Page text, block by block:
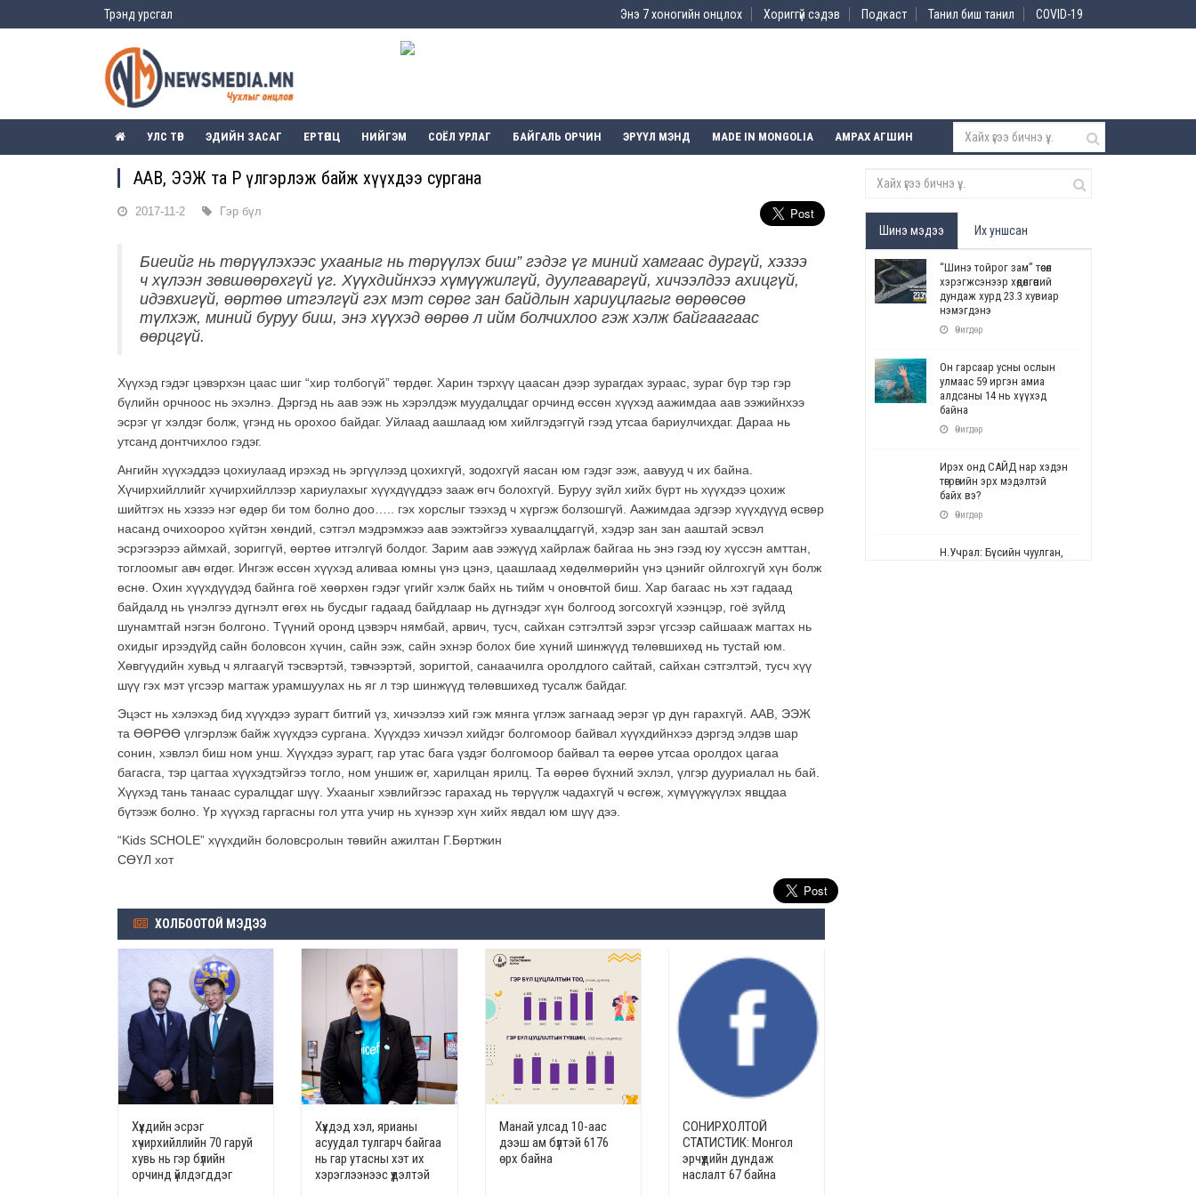
Трэнд урсгал Энэ 7 хоногийн онцлох Хориггүй сэдэв Подкаст Танил биш танил COVID-19
УЛС ТӨР ЭДИЙН ЗАСАГ ЕРТӨНЦ НИЙГЭМ СОЁЛ УРЛАГ БАЙГАЛЬ ОРЧИН ЭРҮҮЛ МЭНД MADE IN MONGOLIA АМРАХ АГШИН
ААВ, ЭЭЖ та ӨӨРӨӨ үлгэрлэж байж хүүхдээ сургана
2017-11-2 Гэр бүл
Биеийг нь төрүүлэхээс ухааныг нь төрүүлэх биш” гэдэг үг миний хамгаас дургүй, хэзээ
ч хүлээн зөвшөөрөхгүй үг. Хүүхдийнхээ хүмүүжилгүй, дуулгаваргүй, хичээлдээ ахицгүй,
идэвхигүй, өөртөө итгэлгүй гэх мэт сөрөг зан байдлын хариуцлагыг өөрөөсөө
түлхэж, миний буруу биш, энэ хүүхэд өөрөө л ийм болчихлоо гэж хэлж байгаагаас
өөрцгүй.
Хүүхэд гэдэг цэвэрхэн цаас шиг “хир толбогүй” төрдөг. Харин тэрхүү цаасан дээр зурагдах зураас, зураг бүр тэр гэр
бүлийн орчноос нь эхэлнэ. Дэргэд нь аав ээж нь хэрэлдэж муудалцдаг орчинд өссөн хүүхэд аажимдаа аав ээжийнхээ
эсрэг үг хэлдэг болж, үгэнд нь орохоо байдаг. Уйлаад аашлаад юм хийлгэдэггүй гээд утсаа бариулчихдаг. Дараа нь
утсанд донтчихлоо гэдэг.
Ангийн хүүхэддээ цохиулаад ирэхэд нь эргүүлээд цохихгүй, зодохгүй яасан юм гэдэг ээж, аавууд ч их байна.
Хүчирхийллийг хүчирхийллээр хариулахыг хүүхдүүддээ зааж өгч болохгүй. Буруу зүйл хийх бүрт нь хүүхдээ цохиж
шийтгэх нь хэзээ нэг өдөр би том болно доо….. гэх хорслыг тээхэд ч хүргэж болзошгүй. Аажимдаа эдгээр хүүхдүүд өсвөр
насанд очихоороо хүйтэн хөндий, сэтгэл мэдрэмжээ аав ээжтэйгээ хуваалцдаггүй, хэдэр зан зан ааштай эсвэл
эсрэгээрээ аймхай, зориггүй, өөртөө итгэлгүй болдог. Зарим аав ээжүүд хайрлаж байгаа нь энэ гээд юу хүссэн амттан,
тоглоомыг авч өгдөг. Ингэж өссөн хүүхэд аливаа юмны үнэ цэнэ, цаашлаад хөдөлмөрийн үнэ цэнийг ойлгохгүй хүн болж
өснө. Охин хүүхдүүдэд байнга гоё хөөрхөн гэдэг үгийг хэлж байх нь тийм ч оновчтой биш. Хар багаас нь хэт гадаад
байдалд нь үнэлгээ дүгнэлт өгөх нь бусдыг гадаад байдлаар нь дүгнэдэг хүн болгоод зогсохгүй хээнцэр, гоё зүйлд
шунамтгай нэгэн болгоно. Түүний оронд цэвэрч нямбай, арвич, тусч, сайхан сэтгэлтэй зэрэг үгсээр сайшааж магтах нь
охидыг ирээдүйд сайн боловсон хүчин, сайн ээж, сайн эхнэр болох бие хүний шинжүүд төлөвшихөд нь тустай юм.
Хөвгүүдийн хувьд ч ялгаагүй тэсвэртэй, тэвчээртэй, зоригтой, санаачилга оролдлого сайтай, сайхан сэтгэлтэй, тусч хүү
шүү гэх мэт үгсээр магтаж урамшуулах нь яг л тэр шинжүүд төлөвшихөд тусалж байдаг.
Эцэст нь хэлэхэд бид хүүхдээ зурагт битгий үз, хичээлээ хий гэж мянга үглэж загнаад эерэг үр дүн гарахгүй. ААВ, ЭЭЖ
та ӨӨРӨӨ үлгэрлэж байж хүүхдээ сургана. Хүүхдээ хичээл хийдэг болгомоор байвал хүүхдийнхээ дэргэд элдэв шар
сонин, хэвлэл биш ном унш. Хүүхдээ зурагт, гар утас бага үздэг болгомоор байвал та өөрөө утсаа оролдох цагаа
багасга, тэр цагтаа хүүхэдтэйгээ тогло, ном уншиж өг, харилцан ярилц. Та өөрөө бүхний эхлэл, үлгэр дууриалал нь бай.
Хүүхэд тань танаас суралцдаг шүү. Ухааныг хэвлийгээс гарахад нь төрүүлж чадахгүй ч өсгөж, хүмүүжүүлэх явцдаа
бүтээж болно. Үр хүүхэд гаргасны гол утга учир нь хүнээр хүн хийх явдал юм шүү дээ.
“Kids SCHOLE” хүүхдийн боловсролын төвийн ажилтан Г.Бөртжин
СӨҮЛ хот
ХОЛБООТОЙ МЭДЭЭ
Хүүхдийн эсрэг
хүчирхийллийн 70 гаруй
хувь нь гэр бүлийн
орчинд үйлдэгддэг
Хүүхдэд хэл, ярианы
асуудал тулгарч байгаа
нь гар утасны хэт их
хэрэглээнээс үүдэлтэй
Манай улсад 10-аас
дээш ам бүлтэй 6176
өрх байна
СОНИРХОЛТОЙ
СТАТИСТИК: Монгол
эрчүүдийн дундаж
наслалт 67 байна
Шинэ мэдээ Их уншсан
“Шинэ тойрог зам” төсөл
хэрэгжсэнээр хөдөлгөөний
дундаж хурд 23.3 хувиар
нэмэгдэнэ
Өчигдөр
Он гарсаар усны ослын
улмаас 59 иргэн амиа
алдсаны 14 нь хүүхэд
байна
Өчигдөр
Ирэх онд САЙД нар хэдэн
төгрөгийн эрх мэдэлтэй
байх вэ?
Өчигдөр
Н.Учрал: Бүсийн чуулган,